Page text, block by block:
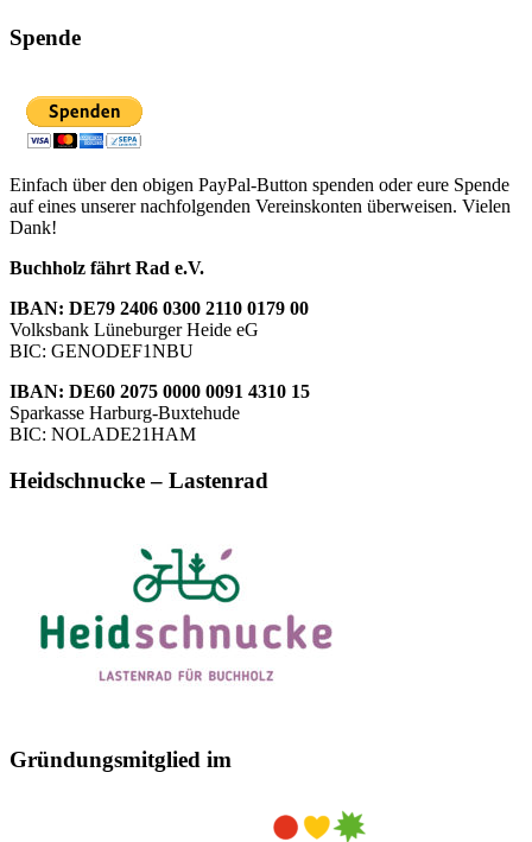
Spende
Einfach über den obigen PayPal-Button spenden oder eure Spende
auf eines unserer nachfolgenden Vereinskonten überweisen. Vielen
Dank!
Buchholz fährt Rad e.V.
IBAN: DE79 2406 0300 2110 0179 00
Volksbank Lüneburger Heide eG
BIC: GENODEF1NBU
IBAN: DE60 2075 0000 0091 4310 15
Sparkasse Harburg-Buxtehude
BIC: NOLADE21HAM
Heidschnucke – Lastenrad
Gründungsmitglied im